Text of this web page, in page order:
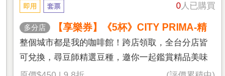
0人已購買
即用 套票
多分店
【享樂券】《5杯》CITY PRIMA-精
品拿鐵(中杯-熱)
整個城市都是我的咖啡館！跨店領取，全台分店皆
可兌換，尋豆師精選豆種，邀你一起鑑賞精品美味